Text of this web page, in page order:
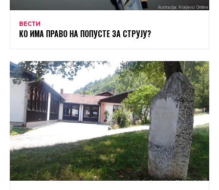
ВЕСТИ
КО ИМА ПРАВО НА ПОПУСТЕ ЗА СТРУЈУ?